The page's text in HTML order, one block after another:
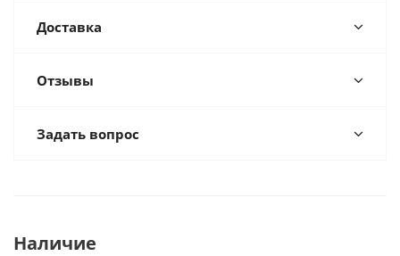
Доставка
Отзывы
Задать вопрос
Наличие